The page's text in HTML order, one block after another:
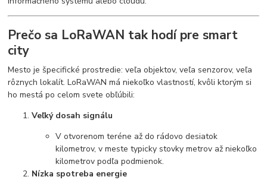
Prečo sa LoRaWAN tak hodí pre smart
city
Mesto je špecifické prostredie: veľa objektov, veľa senzorov, veľa
rôznych lokalít. LoRaWAN má niekoľko vlastností, kvôli ktorým si
ho mestá po celom svete obľúbili:
Veľký dosah signálu
V otvorenom teréne až do rádovo desiatok
kilometrov, v meste typicky stovky metrov až niekoľko
kilometrov podľa podmienok.
Nízka spotreba energie